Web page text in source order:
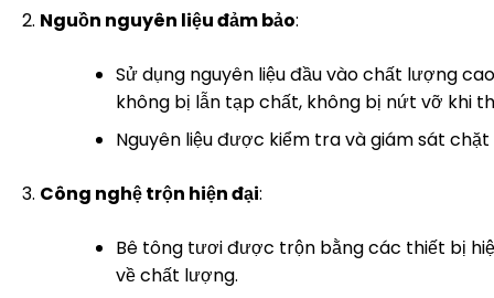
Nguồn nguyên liệu đảm bảo:
Sử dụng nguyên liệu đầu vào chất lượng
không bị lẫn tạp chất, không bị nứt vỡ khi
Nguyên liệu được kiểm tra và giám sát
Công nghệ trộn hiện đại:
Bê tông tươi được trộn bằng các thiết bị
về chất lượng.